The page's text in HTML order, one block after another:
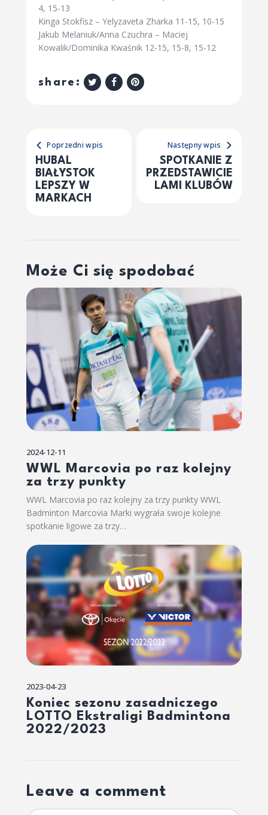
4, 15-13
Kinga Stokfisz – Yelyzaveta Zharka 11-15, 10-15
Jakub Melaniuk/Anna Czuchra – Maciej
Kowalik/Dominika Kwaśnik 12-15, 15-8, 15-12
share:
Poprzedni wpis
HUBAL
BIAŁYSTOK
LEPSZY W
MARKACH
Następny wpis
SPOTKANIE Z
PRZEDSTAWICIE
LAMI KLUBÓW
Może Ci się spodobać
2024-12-11
WWL Marcovia po raz kolejny
za trzy punkty
WWL Marcovia po raz kolejny za trzy punkty WWL
Badminton Marcovia Marki wygrała swoje kolejne
spotkanie ligowe za trzy…
2023-04-23
Koniec sezonu zasadniczego
LOTTO Ekstraligi Badmintona
2022/2023
Leave a comment